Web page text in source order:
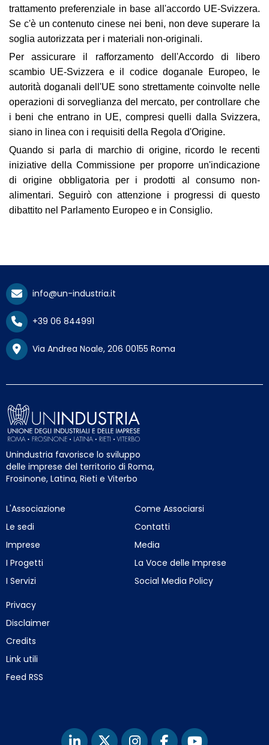
trattamento preferenziale in base all'accordo UE-Svizzera.
Se c'è un contenuto cinese nei beni, non deve superare la
soglia autorizzata per i materiali non-originali.
Per assicurare il rafforzamento dell'Accordo di libero
scambio UE-Svizzera e il codice doganale Europeo, le
autorità doganali dell'UE sono strettamente coinvolte nelle
operazioni di sorveglianza del mercato, per controllare che
i beni che entrano in UE, compresi quelli dalla Svizzera,
siano in linea con i requisiti della Regola d'Origine.
Quando si parla di marchio di origine, ricordo le recenti
iniziative della Commissione per proporre un'indicazione
di origine obbligatoria per i prodotti al consumo non-
alimentari. Seguirò con attenzione i progressi di questo
dibattito nel Parlamento Europeo e in Consiglio.
info@un-industria.it
+39 06 844991
Via Andrea Noale, 206 00155 Roma
Unindustria favorisce lo sviluppo
delle imprese del territorio di Roma,
Frosinone, Latina, Rieti e Viterbo
L'Associazione
Le sedi
Imprese
I Progetti
I Servizi
Come Associarsi
Contatti
Media
La Voce delle Imprese
Social Media Policy
Privacy
Disclaimer
Credits
Link utili
Feed RSS